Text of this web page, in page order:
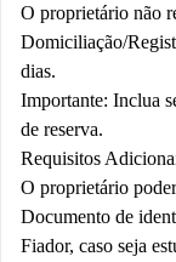
O proprietário não
Domiciliação/
dias.
Importante: Inclua
de reserva.
Requisitos
O proprietário
Documento de
Fiador, caso seja